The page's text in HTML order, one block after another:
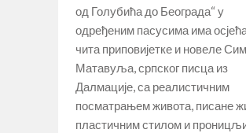
од Голубића до Београда“ у
одређеним пасусима има
чита приповијетке и новеле
Матавуља, српског писца из
Далмације, са реалистичним
посматрањем живота, писане
пластичним стилом и